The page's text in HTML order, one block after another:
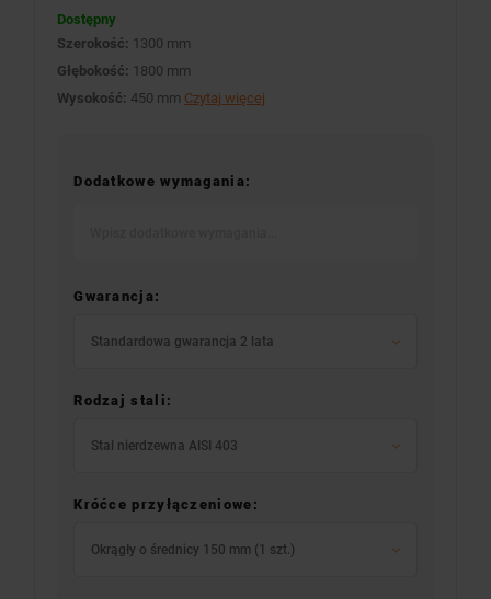
Dostępny
Szerokość: 1300 mm
Głębokość: 1800 mm
Wysokość: 450 mm Czytaj więcej
Dodatkowe wymagania:
Gwarancja:
Standardowa gwarancja 2 lata
Rodzaj stali:
Stal nierdzewna AISI 403
Króćce przyłączeniowe:
Okrągły o średnicy 150 mm (1 szt.)